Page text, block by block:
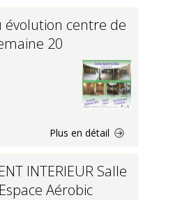
évolution centre de
20
Plus en détail
INTERIEUR Salle
Aérobic